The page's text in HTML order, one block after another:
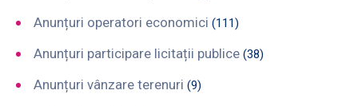
Anunțuri operatori economici (111)
Anunțuri participare licitații publice (38)
Anunțuri vânzare terenuri (9)